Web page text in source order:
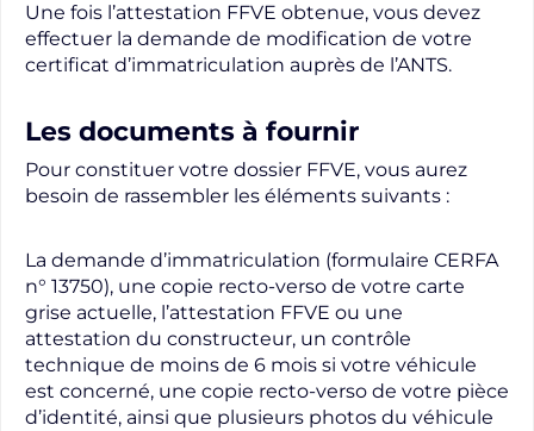
Une fois l’attestation FFVE obtenue, vous devez
effectuer la demande de modification de votre
certificat d’immatriculation auprès de l’ANTS.
Les documents à fournir
Pour constituer votre dossier FFVE, vous aurez
besoin de rassembler les éléments suivants :
La demande d’immatriculation (formulaire CERFA
n° 13750), une copie recto-verso de votre carte
grise actuelle, l’attestation FFVE ou une
attestation du constructeur, un contrôle
technique de moins de 6 mois si votre véhicule
est concerné, une copie recto-verso de votre pièce
d’identité, ainsi que plusieurs photos du véhicule